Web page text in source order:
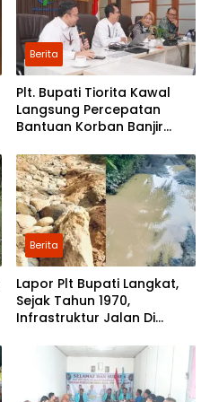
Berita
Plt. Bupati Tiorita Kawal
Langsung Percepatan
Bantuan Korban Banjir
Berita
Lapor Plt Bupati Langkat,
Sejak Tahun 1970,
Infrastruktur Jalan Di
Diperhatikan Pemerintah
Kabupaten Langkat